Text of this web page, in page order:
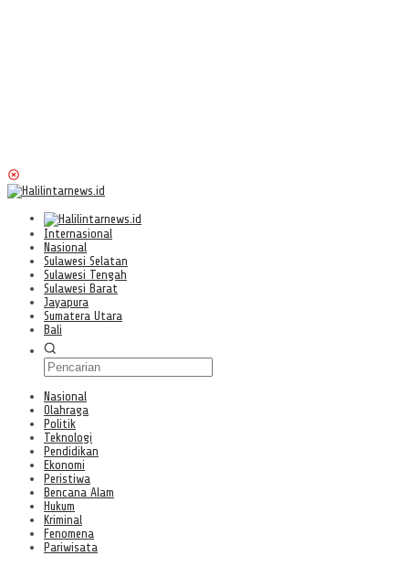
Internasional
Nasional
Sulawesi Selatan
Sulawesi Tengah
Sulawesi Barat
Jayapura
Sumatera Utara
Bali
Nasional
Olahraga
Politik
Teknologi
Pendidikan
Ekonomi
Peristiwa
Bencana Alam
Hukum
Kriminal
Fenomena
Pariwisata